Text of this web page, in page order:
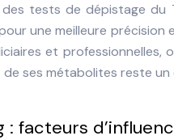
tests de dépistage du
une meilleure précision
et professionnelles,
ses métabolites reste
facteurs